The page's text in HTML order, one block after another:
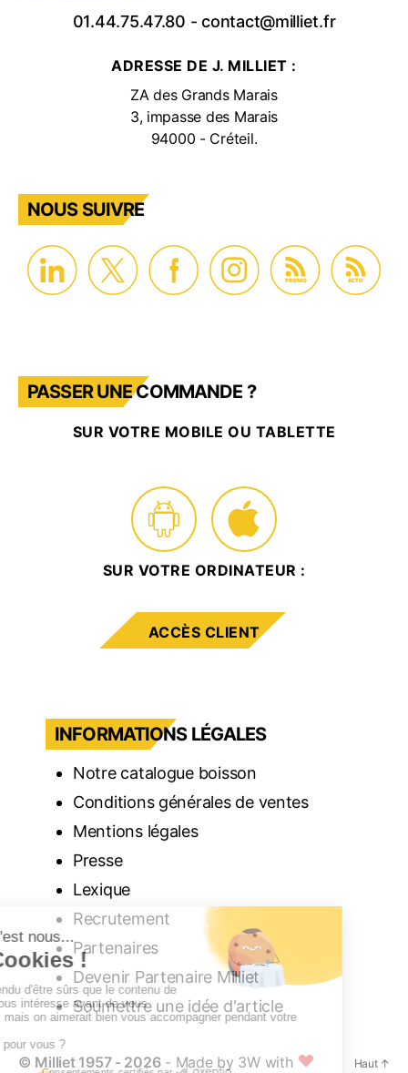
01.44.75.47.80 -contact@milliet.fr
ADRESSE DE J. MILLIET :
ZA des Grands Marais
3, impasse des Marais
94000 - Créteil.
NOUS SUIVRE
PROMO ACTU
PASSER UNE COMMANDE ?
SUR VOTRE MOBILE OU TABLETTE
SUR VOTRE ORDINATEUR :
ACCÈS CLIENT
INFORMATIONS LÉGALES
Notre catalogue boisson
Conditions générales de ventes
Mentions légales
Presse
Lexique
Recrutement
Partenaires
Devenir Partenaire Milliet
Soumettre une idée d'article
© Milliet1957 - 2026- Made by 3W with Haut ↑